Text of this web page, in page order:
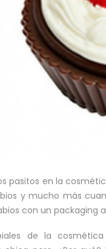
pasitos en la
y mucho más
con un packaging
de la